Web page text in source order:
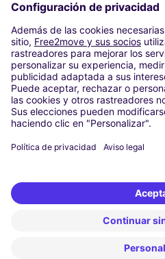
NUESTRAS CIUDADES
Paris
Madrid
Washington DC
Milán
Roma
Turín
Viena
Berlín
Düsseldorf